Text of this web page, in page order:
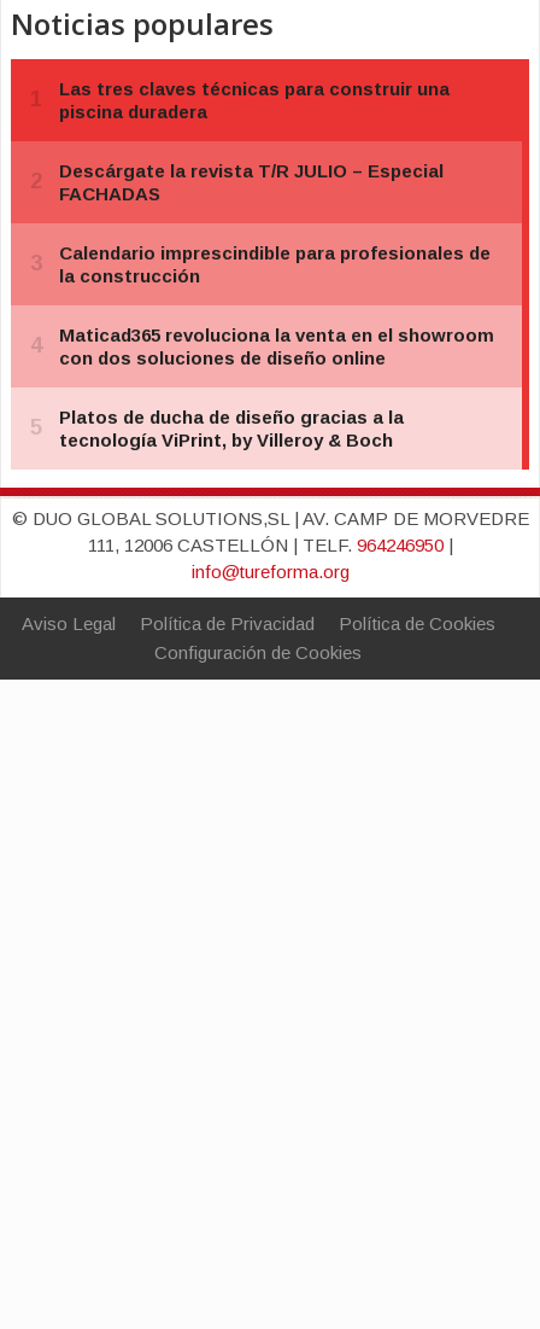
Noticias populares
© DUO GLOBAL SOLUTIONS,SL | AV. CAMP DE MORVEDRE
111, 12006 CASTELLÓN | TELF. 964246950|
info@tureforma.org
Aviso Legal Política de Privacidad
Política de Cookies
Configuración de Cookies